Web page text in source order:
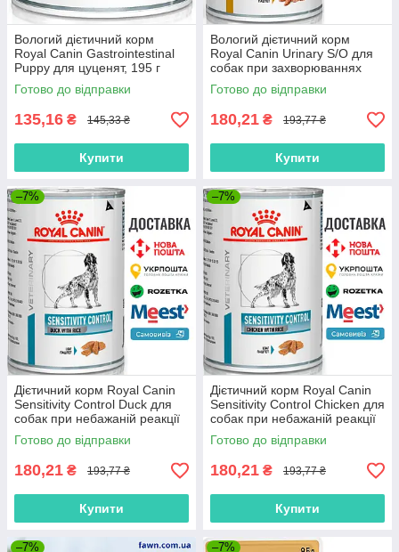
Вологий дієтичний корм
Royal Canin Gastrointestinal
Puppy для цуценят, 195 г
Готово до відправки
135,16 ₴ 145,33 ₴
Купити
Вологий дієтичний корм
Royal Canin Urinary S/O для
собак при захворюваннях
нижніх сечовивідних шляхів,
420 г
Готово до відправки
180,21 ₴ 193,77 ₴
Купити
–7%
Дієтичний корм Royal Canin
Sensitivity Control Duck для
собак при небажаній реакції
на корм, 420 г
Готово до відправки
180,21 ₴ 193,77 ₴
Купити
–7%
Дієтичний корм Royal Canin
Sensitivity Control Chicken для
собак при небажаній реакції
на корм, 420 г
Готово до відправки
180,21 ₴ 193,77 ₴
Купити
–7% –7%